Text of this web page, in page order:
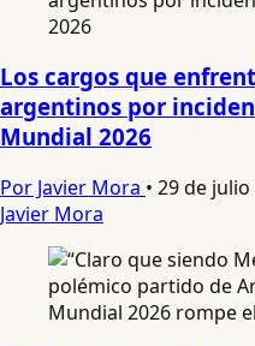
Los cargos que
argentinos por
Mundial 2026
Por Javier Mora • 29 de julio
Javier Mora